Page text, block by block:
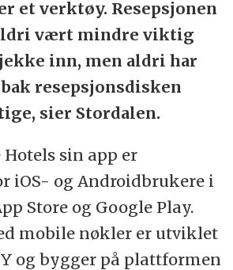
et verktøy. Resepsjonen
vært mindre viktig
inn, men aldri har
resepsjonsdisken
sier Stordalen.
sin app er
iOS- og Androidbrukere i
Store og Google Play.
mobile nøkler er utviklet
og bygger på plattformen